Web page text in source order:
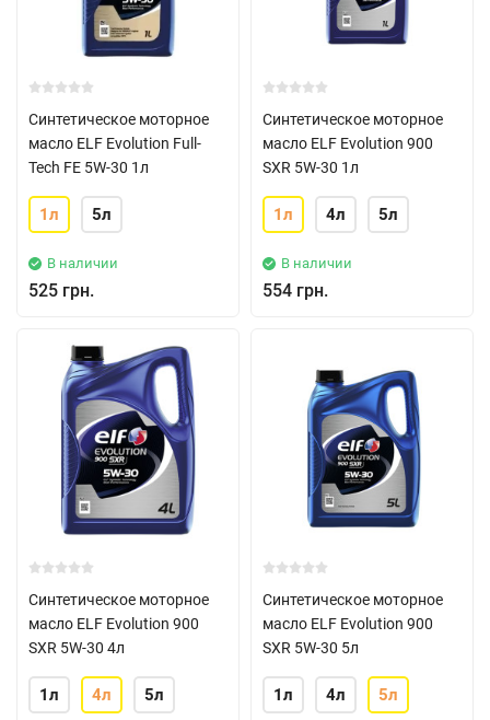
Синтетическое моторное
масло ELF Evolution Full-
Tech FE 5W-30 1л
1л 5л
В наличии
525 грн.
Синтетическое моторное
масло ELF Evolution 900
SXR 5W-30 1л
1л 4л 5л
В наличии
554 грн.
Синтетическое моторное
масло ELF Evolution 900
SXR 5W-30 4л
1л 4л 5л
Синтетическое моторное
масло ELF Evolution 900
SXR 5W-30 5л
1л 4л 5л